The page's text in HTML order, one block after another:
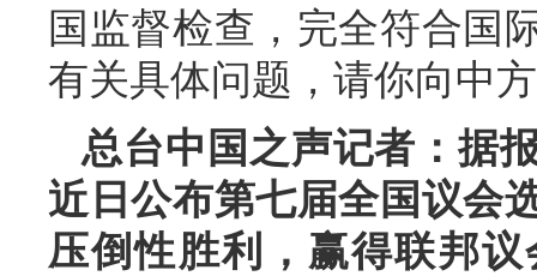
国监督检查，完全符合国
有关具体问题，请你向中
总台中国之声记者：据
近日公布第七届全国议会
压倒性胜利，赢得联邦